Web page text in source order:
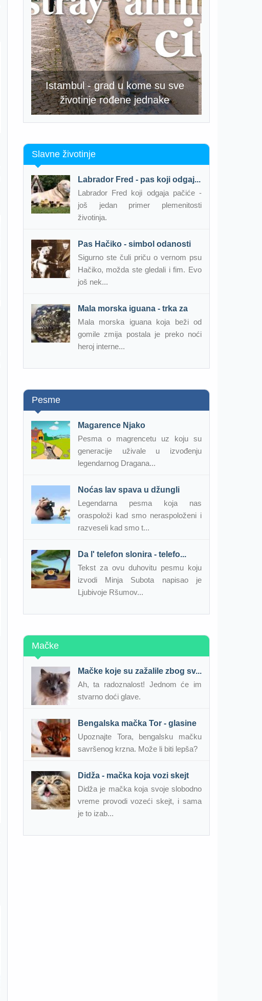
Istambul - grad u kome su sve
životinje rođene jednake
Slavne životinje
Labrador Fred - pas koji odgaj...
Labrador Fred koji odgaja pačiće -
još jedan primer plemenitosti
životinja.
Pas Hačiko - simbol odanosti
Sigurno ste čuli priču o vernom psu
Hačiko, možda ste gledali i fim. Evo
još nek...
Mala morska iguana - trka za
Mala morska iguana koja beži od
gomile zmija postala je preko noći
heroj interne...
Pesme
Magarence Njako
Pesma o magrencetu uz koju su
generacije uživale u izvođenju
legendarnog Dragana...
Noćas lav spava u džungli
Legendarna pesma koja nas
oraspoloži kad smo neraspoloženi i
razveseli kad smo t...
Da l' telefon slonira - telefo...
Tekst za ovu duhovitu pesmu koju
izvodi Minja Subota napisao je
Ljubivoje Ršumov...
Mačke
Mačke koje su zažalile zbog sv...
Ah, ta radoznalost! Jednom će im
stvarno doći glave.
Bengalska mačka Tor - glasine
Upoznajte Tora, bengalsku mačku
savršenog krzna. Može li biti lepša?
Didža - mačka koja vozi skejt
Didža je mačka koja svoje slobodno
vreme provodi vozeći skejt, i sama
je to izab...